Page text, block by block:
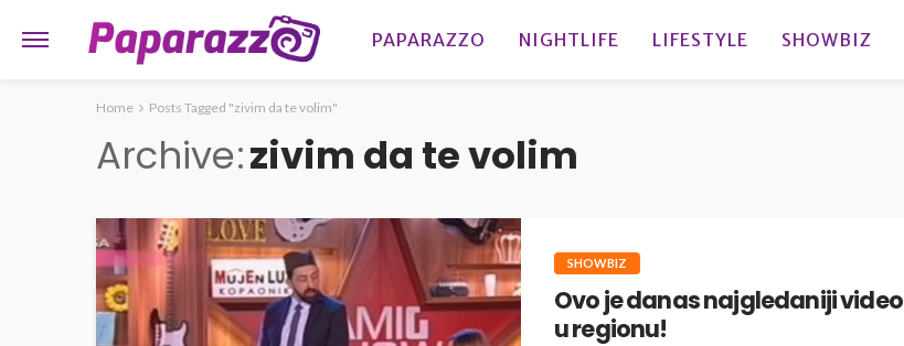
PAPARAZZO NIGHTLIFE LIFESTYLE SHOWBIZ
Home Posts Tagged "zivim da te volim"
Archive zivim da te volim
SHOWBIZ
Ovo je danas najgledaniji video
u regionu!